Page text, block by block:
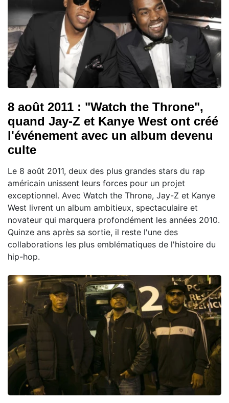
8 août 2011 : "Watch the Throne",
quand Jay-Z et Kanye West ont créé
l'événement avec un album devenu
culte
Le 8 août 2011, deux des plus grandes stars du rap
américain unissent leurs forces pour un projet
exceptionnel. Avec Watch the Throne, Jay-Z et Kanye
West livrent un album ambitieux, spectaculaire et
novateur qui marquera profondément les années 2010.
Quinze ans après sa sortie, il reste l'une des
collaborations les plus emblématiques de l'histoire du
hip-hop.